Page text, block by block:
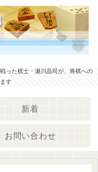
った棋士・瀬川晶司が、将棋への
す
新着
お問い合わせ